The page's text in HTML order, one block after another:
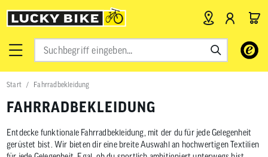
Verwende
Pfeile
nach
das
Ergebnis
Start Fahrradbekleidung
FAHRRADBEKLEIDUNG
Entdecke funktionale Fahrradbekleidung, mit der du für jede Gelegenheit
gerüstet bist. Wir bieten dir eine breite Auswahl an hochwertigen Textilien